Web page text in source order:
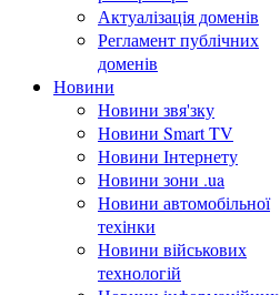
Актуалізація доменів
Регламент публічних
доменів
Новини
Новини звя'зку
Новини Smart TV
Новини Інтернету
Новини зони .ua
Новини автомобільної
техінки
Новини військових
технологій